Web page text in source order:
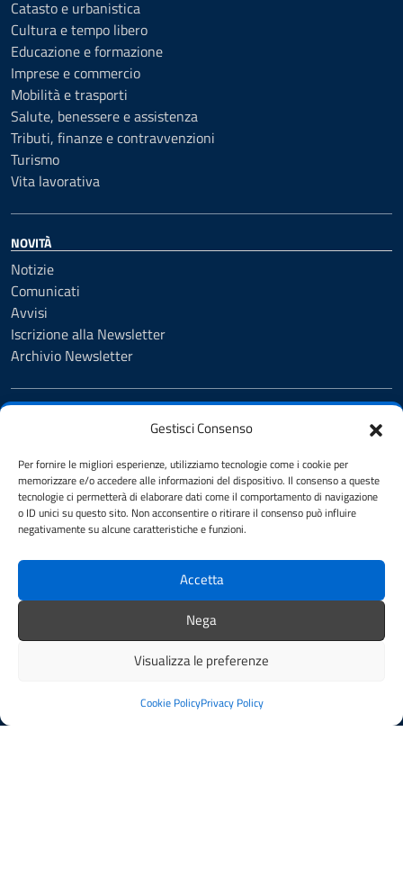
Gestisci Consenso
Per fornire le migliori esperienze, utilizziamo tecnologie come i cookie per
memorizzare e/o accedere alle informazioni del dispositivo. Il consenso a queste
tecnologie ci permetterà di elaborare dati come il comportamento di navigazione
o ID unici su questo sito. Non acconsentire o ritirare il consenso può influire
negativamente su alcune caratteristiche e funzioni.
Accetta
Nega
Visualizza le preferenze
Cookie PolicyPrivacy Policy
Catasto e urbanistica
Cultura e tempo libero
Educazione e formazione
Imprese e commercio
Mobilità e trasporti
Salute, benessere e assistenza
Tributi, finanze e contravvenzioni
Turismo
Vita lavorativa
NOVITÀ
Notizie
Comunicati
Avvisi
Iscrizione alla Newsletter
Archivio Newsletter
Eventi
CONTATTI
Piazza del Municipio, 5, 50063 Figline e Incisa Valdarno FI
Codice fiscale / P. IVA:06396970482
comune.figlineincisa@postacert.toscana.it